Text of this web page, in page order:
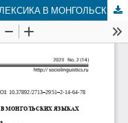
ЗАИМСТВОВАННАЯ БУДДИЙСКАЯ ЛЕКСИКА В МОНГОЛЬСКИХ ЯЗЫКАХ